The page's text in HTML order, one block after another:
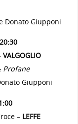
Donato Giupponi
VALGOGLIO
Profane
Giupponi
– LEFFE